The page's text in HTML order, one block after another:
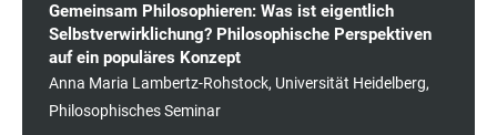
Gemeinsam Philosophieren: Was ist eigentlich
Selbstverwirklichung? Philosophische Perspektiven
auf ein populäres Konzept
Anna Maria Lambertz-Rohstock, Universität Heidelberg,
Philosophisches Seminar